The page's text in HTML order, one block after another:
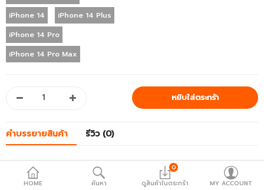
HOME ค้นหา
0
ดูสินค้าในตระกร้า
MY ACCOUNT
iPhone 14
iPhone 14 Plus
iPhone 14 Pro
iPhone 14 Pro Max
คำบรรยายสินค้า รีวิว (0)
เคสที่ออกแบบโดย EL นี้ทั้งบางเบาและจับถนัดมือ สามารถโชว์สีสันสุด
หูฟัง & ลำโพง
เคส AirTag
อุปกรณ์ถ่ายภาพ
ภาษา